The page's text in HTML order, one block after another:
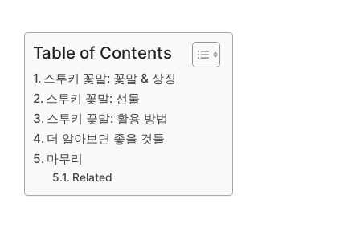
Table of Contents
스투키 꽃말: 꽃말 & 상징
스투키 꽃말: 선물
스투키 꽃말: 활용 방법
더 알아보면 좋을 것들
마무리
Related